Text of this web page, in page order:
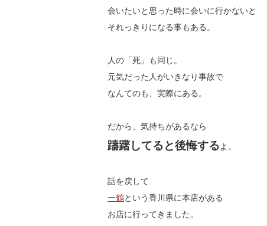
会いたいと思った時に会いに行かないと
それっきりになる事もある。
人の「死」も同じ。
元気だった人がいきなり事故で
なんてのも、実際にある。
だから、気持ちがあるなら
躊躇してると後悔するよ。
話を戻して
一鶴という香川県に本店がある
お店に行ってきました。